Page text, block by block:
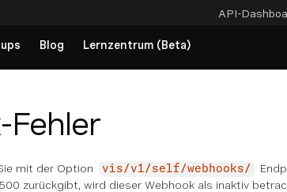
API-
Blog Lernzentrum (Beta)
Fehler
mit der Option vis/v1/self/webhooks/
zurückgibt, wird dieser Webhook als inaktiv